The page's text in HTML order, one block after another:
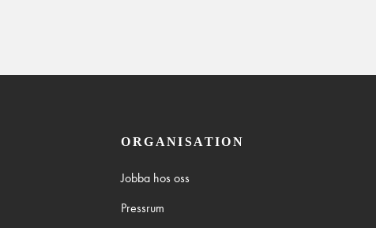
ORGANISATION
Jobba hos oss
Pressrum